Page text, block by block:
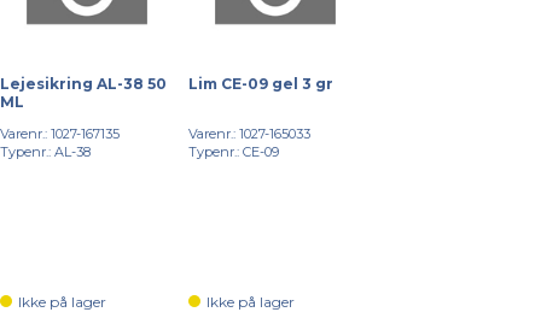
Lejesikring AL-38 50
ML
Varenr.: 1027-167135
Typenr.: AL-38
Ikke på lager
Lim CE-09 gel 3 gr
Varenr.: 1027-165033
Typenr.: CE-09
Ikke på lager